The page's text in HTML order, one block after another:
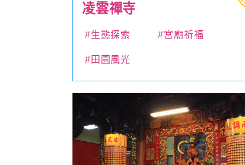
凌雲禪寺
#生態探索 #宮廟祈福
#田園風光